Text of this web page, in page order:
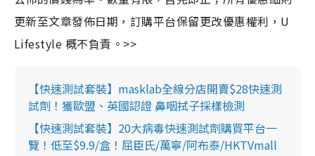
更新至文章發佈日期，訂購平台保留更改優惠權利，U
Lifestyle 概不負責。>>
【快速測試套裝】masklab全線分店開賣$28快速測
試劑！獲歐盟、英國認證 鼻咽拭子採樣檢測
【快速測試套裝】20大病毒快速測試劑購買平台一
覽！低至$9.9/盒！屈臣氏/萬寧/阿布泰/HKTVmall